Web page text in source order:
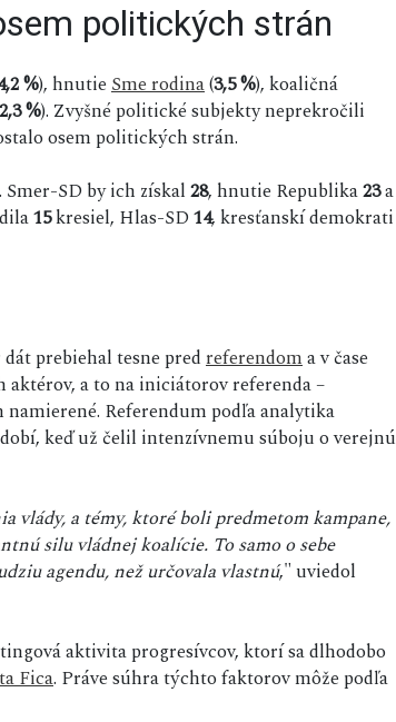
politických strán
%), hnutieSme rodina(3,5 %), koaličná
2,3 %). Zvyšné politické subjekty neprekročili
osem politických strán.
SD by ich získal28, hnutie Republika23a
15kresiel, Hlas-SD14, kresťanskí demokrati
prebiehal tesne predreferendoma v čase
aktérov, a to na iniciátorov referenda –
Referendum podľa analytika
keď už čelil intenzívnemu súboju o verejnú
vlády, a témy, ktoré boli predmetom kampane,
silu vládnej koalície. To samo o sebe
agendu, než určovala vlastnú," uviedol
aktivita progresívcov, ktorí sa dlhodobo
Fica. Práve súhra týchto faktorov môže podľa